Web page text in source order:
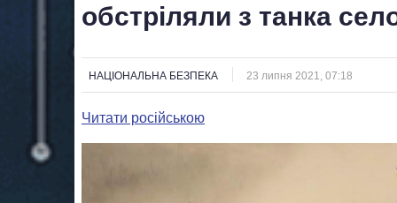
обстріляли з танка
НАЦІОНАЛЬНА БЕЗПЕКА 23 липня 2021, 07:18
Читати російською